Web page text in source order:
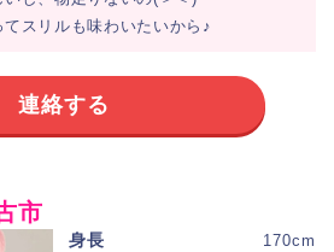
スリルも味わいたいから♪
連絡する
市
身長 170cm